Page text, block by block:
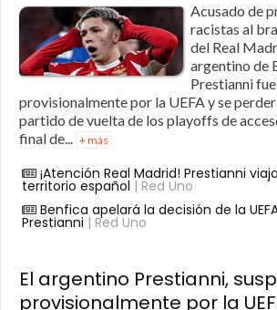
Acusado de
racistas al
del Real
argentino de
Prestianni
provisionalmente por la UEFA y se
partido de vuelta de los playoffs de
final de...
+ más
¡Atención Real Madrid! Prestianni
territorio español | Red Uno
Benfica apelará la decisión de la
Prestianni | Red Uno
El argentino Prestianni,
provisionalmente por la